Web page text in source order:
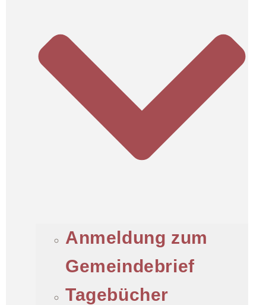
Anmeldung zum
Gemeindebrief
Tagebücher